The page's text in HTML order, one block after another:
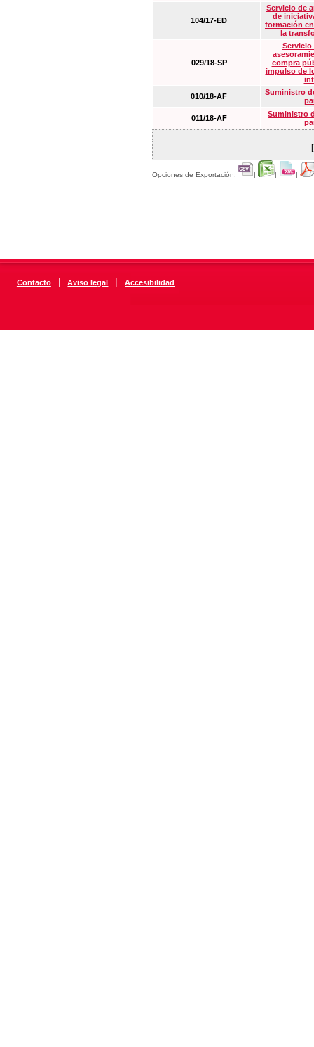
104/17-ED
Servicio de
de
formación
la
029/18-SP
Servicio
compra
impulso de
010/18-AF
Suministro
011/18-AF
Suministro
Opciones de Exportación: | | |
Contacto | Aviso legal | Accesibilidad